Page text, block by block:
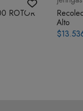
ROTOR
Alto